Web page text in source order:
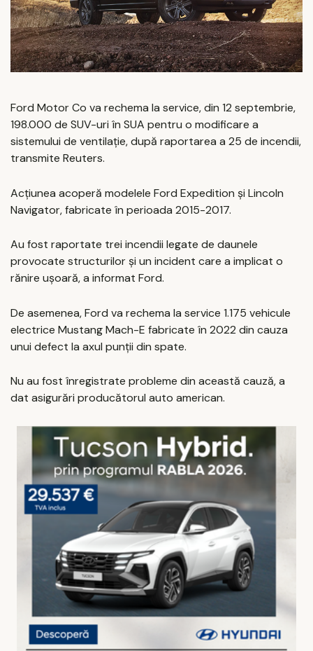
Ford Motor Co va rechema la service, din 12 septembrie,
198.000 de SUV-uri în SUA pentru o modificare a
sistemului de ventilaţie, după raportarea a 25 de incendii,
transmite Reuters.
Acţiunea acoperă modelele Ford Expedition şi Lincoln
Navigator, fabricate în perioada 2015-2017.
Au fost raportate trei incendii legate de daunele
provocate structurilor şi un incident care a implicat o
rănire uşoară, a informat Ford.
De asemenea, Ford va rechema la service 1.175 vehicule
electrice Mustang Mach-E fabricate în 2022 din cauza
unui defect la axul punţii din spate.
Nu au fost înregistrate probleme din această cauză, a
dat asigurări producătorul auto american.